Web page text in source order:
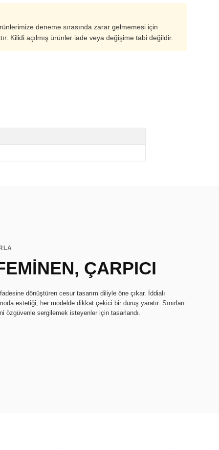
deneme sırasında zarar gelmemesi için
Kilidi açılmış ürünler iade veya değişime tabi değildir.
ÇARPICI
dönüştüren cesur tasarım diliyle öne çıkar. İddialı
estetiği; her modelde dikkat çekici bir duruş yaratır. Sınırları
özgüvenle sergilemek isteyenler için tasarlandı.